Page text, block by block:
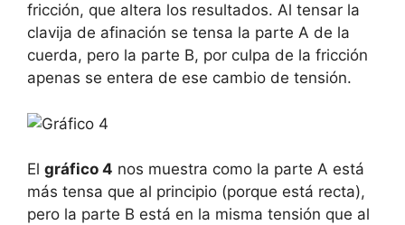
fricción, que altera los resultados. Al tensar la
clavija de afinación se tensa la parte A de la
cuerda, pero la parte B, por culpa de la fricción
apenas se entera de ese cambio de tensión.
El gráfico 4 nos muestra como la parte A está
más tensa que al principio (porque está recta),
pero la parte B está en la misma tensión que al